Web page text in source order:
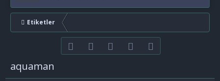
Etiketler
FacebookTwitter youtubeBize ulaşın
aquaman